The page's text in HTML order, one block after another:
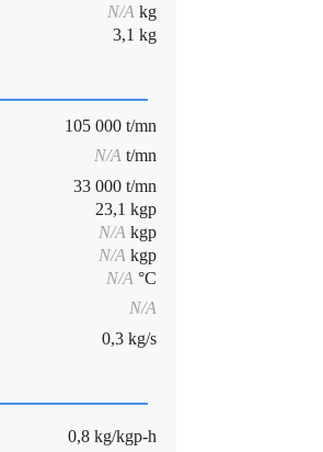
N/A kg
3,1 kg
105 000 t/mn
N/A t/mn
33 000 t/mn
23,1 kgp
N/A kgp
N/A kgp
N/A °C
N/A
0,3 kg/s
0,8 kg/kgp-h